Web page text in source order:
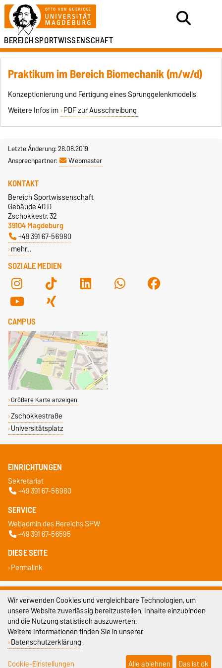
BEREICHSPORTWISSENSCHAFT
Praktikum im Bereich Biomechanik (m/w/d)
Konzeptionierung und Fertigung eines Sprunggelenkmodells
Weitere Infos im PDF zur Ausschreibung
Letzte Änderung: 28.08.2019
Ansprechpartner:
Webmaster
SOZIALE MEDIEN
KONTAKT
Bereich Sportwissenschaft
Gebäude 40 D
Zschokkestr. 32
39104 Magdeburg
+49 391 67-56980
mehr…
CAMPUS
Größere Karte anzeigen
Zschokkestraße
Universitätsplatz
EINRICHTUNGEN
Sekretariat
+49 391 67-56980
SERVICE
Webadmin des Bereichs SPW
+49 391 67-56595
DIESE SEITE
Permalink
Impressum
Datenschutz
Barrierefreiheit
Cookie-Einstellungen
Wir verwenden Cookies und vergleichbare Technologien, um
unsere Website zuverlässig bereitzustellen, Inhalte einzubinden
und die Nutzung statistisch auszuwerten.
Weitere Informationen finden Sie in unserer
Datenschutzerklärung.
Cookie-Einstellungen
Alle ablehnen Das ist ok